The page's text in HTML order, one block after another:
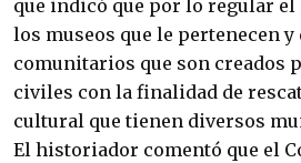
que indicó que por lo regular
los museos que le pertenecen y
comunitarios que son creados
civiles con la finalidad de
cultural que tienen diversos
El historiador comentó que el